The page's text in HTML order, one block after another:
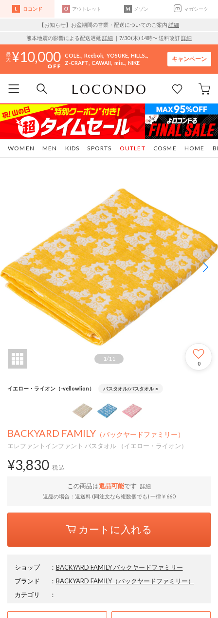
ロコンド アウトレット メゾン マガシーク
【お知らせ】お盆期間の営業・配送についてのご案内 詳細
熊本地震の影響による配送遅延 詳細 ｜7/30 (木) 14時〜 送料改訂詳細
10,000 COLE.. Reebok YOSUKE HILLS..
Z-CRAFT CAWAII mis.. NIKE
キャンペーン
WOMEN MEN KIDS SPORTS COSME HOME
OUTLET
1 /11
0
イエロー・ライオン（-yellowlion） バスタオル/バスタオル ○
BACKYARD FAMILY （バックヤードファミリー）
エレファントインファント バスタオル （イエロー・ライオン）
¥3,830 税込
この商品は返品可能です
詳細
返品の場合：返送料 (同注文なら複数個でも) 一律￥660
カートに入れる
ショップ ： BACKYARD FAMILY バックヤードファミリー
ブランド
： BACKYARD FAMILY（バックヤードファミリー）
カテゴリ
：